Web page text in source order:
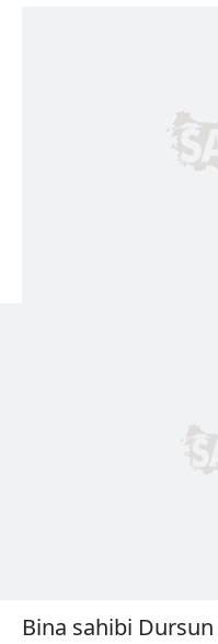
Bina sahibi Dursun